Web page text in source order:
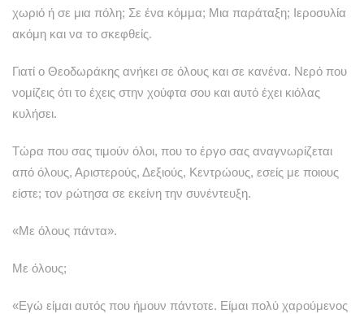
χωριό ή σε μια πόλη; Σε ένα κόμμα; Μια παράταξη; Ιεροσυλία
ακόμη και να το σκεφθείς.
Γιατί ο Θεοδωράκης ανήκει σε όλους και σε κανένα. Νερό που
νομίζεις ότι το έχεις στην χούφτα σου και αυτό έχει κιόλας
κυλήσει.
Τώρα που σας τιμούν όλοι, που το έργο σας αναγνωρίζεται
από όλους, Αριστερούς, Δεξιούς, Κεντρώους, εσείς με ποιους
είστε; τον ρώτησα σε εκείνη την συνέντευξη.
«Με όλους πάντα».
Με όλους;
«Εγώ είμαι αυτός που ήμουν πάντοτε. Είμαι πολύ χαρούμενος